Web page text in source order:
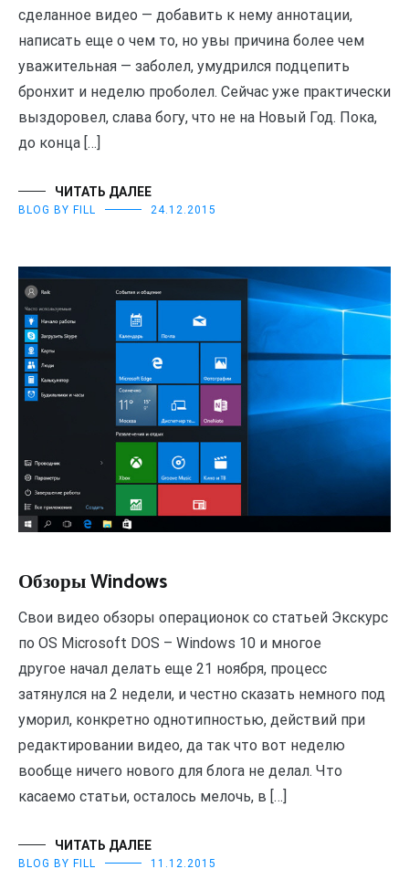
сделанное видео — добавить к нему аннотации,
написать еще о чем то, но увы причина более чем
уважительная — заболел, умудрился подцепить
бронхит и неделю проболел. Сейчас уже практически
выздоровел, слава богу, что не на Новый Год. Пока,
до конца […]
ЧИТАТЬ ДАЛЕЕ
BLOG BY FILL 24.12.2015
Обзоры Windows
Свои видео обзоры операционок со статьей Экскурс
по OS Microsoft DOS – Windows 10 и многое
другое начал делать еще 21 ноября, процесс
затянулся на 2 недели, и честно сказать немного под
уморил, конкретно однотипностью, действий при
редактировании видео, да так что вот неделю
вообще ничего нового для блога не делал. Что
касаемо статьи, осталось мелочь, в […]
ЧИТАТЬ ДАЛЕЕ
BLOG BY FILL 11.12.2015